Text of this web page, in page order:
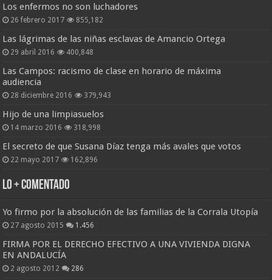
Los enfermos no son luchadores
26 febrero 2017 855,182
Las lágrimas de las niñas esclavas de Amancio Ortega
29 abril 2016 400,848
Las Campos: racismo de clase en horario de máxima
audiencia
28 diciembre 2016 379,943
Hijo de una limpiasuelos
14 marzo 2016 318,998
El secreto de que Susana Díaz tenga más avales que votos
22 mayo 2017 162,896
Lo + Comentado
Yo firmo por la absolución de las familias de la Corrala Utopía
27 agosto 2015 1.456
FIRMA POR EL DERECHO EFECTIVO A UNA VIVIENDA DIGNA
EN ANDALUCÍA
2 agosto 2012 286